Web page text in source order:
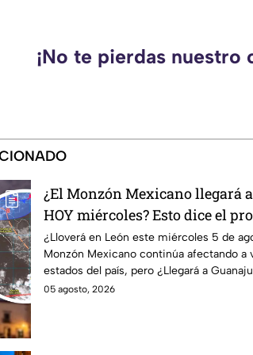
¡No te pierdas
¿El Monzón Mexicano llegará
HOY miércoles? Esto dice el
para este 5 de agosto
¿Lloverá en León este miércoles 5 de
Monzón Mexicano continúa afectando a
estados del país, pero ¿Llegará a
05 agosto, 2026